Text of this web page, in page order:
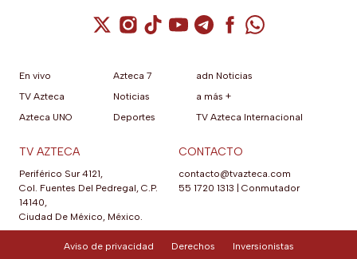
Cuenta de X / Twitter (se abre en una
Cuenta de Instagram (se abre en una
Cuenta de TikTok (se abre en
Cuenta de YouTube (se abre
Cuenta de Telegram (se
Cuenta de
Cuenta de
En vivo
TV Azteca
Azteca UNO
Azteca 7
Noticias
Deportes
adn Noticias
a más +
TV Azteca Internacional
TV AZTECA
Periférico Sur 4121,
Col. Fuentes Del Pedregal, C.P.
14140,
Ciudad De México, México.
CONTACTO
contacto@tvazteca.com
55 1720 1313
Conmutador
Aviso de privacidad Derechos
Inversionistas